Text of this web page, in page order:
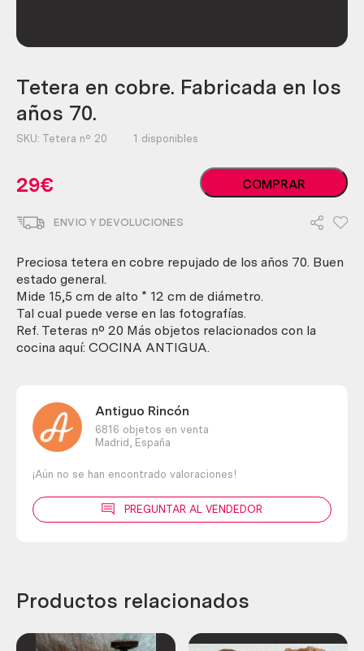
Tetera en cobre. Fabricada en los
años 70.
SKU: Tetera nº 20 1 disponibles
29€
Tetera
en
los
70.
cantidad
COMPRAR
ENVIO Y DEVOLUCIONES
Preciosa tetera en cobre repujado de los años 70. Buen
estado general.
Mide 15,5 cm de alto * 12 cm de diámetro.
Tal cual puede verse en las fotografías.
Ref. Teteras nº 20 Más objetos relacionados con la
cocina aquí: COCINA ANTIGUA.
Antiguo Rincón
6816 objetos en venta
Madrid,
España
¡Aún no se han encontrado valoraciones!
PREGUNTAR AL VENDEDOR
Productos relacionados